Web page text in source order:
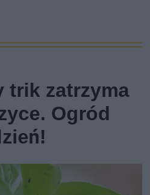
trik zatrzyma
Ogród